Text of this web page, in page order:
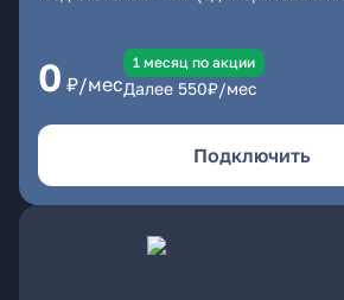
0 ₽/мес
1 месяц по акции
Далее 550₽/мес
Подключить